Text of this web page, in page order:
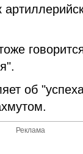
об
Реклама